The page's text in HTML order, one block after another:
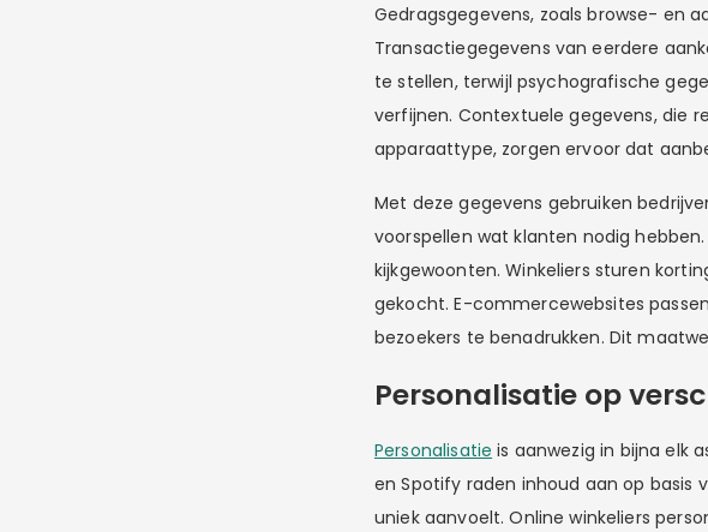
Gedragsgegevens, zoals browse- en
Transactiegegevens van eerdere
te stellen, terwijl psychografische
verfijnen. Contextuele gegevens, die
apparaattype, zorgen ervoor dat
Met deze gegevens gebruiken
voorspellen wat klanten nodig
kijkgewoonten. Winkeliers sturen
gekocht. E-commercewebsites
bezoekers te benadrukken. Dit
Personalisatie op
Personalisatie is aanwezig in bijna elk
en Spotify raden inhoud aan op basis
uniek aanvoelt. Online winkeliers